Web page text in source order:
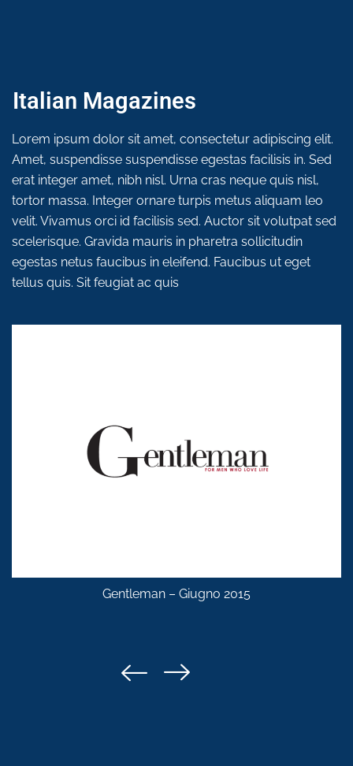
Gentleman – Giugno 2015
Italian Magazines
Lorem ipsum dolor sit amet, consectetur adipiscing elit.
Amet, suspendisse suspendisse egestas facilisis in. Sed
erat integer amet, nibh nisl. Urna cras neque quis nisl,
tortor massa. Integer ornare turpis metus aliquam leo
velit. Vivamus orci id facilisis sed. Auctor sit volutpat sed
scelerisque. Gravida mauris in pharetra sollicitudin
egestas netus faucibus in eleifend. Faucibus ut eget
tellus quis. Sit feugiat ac quis